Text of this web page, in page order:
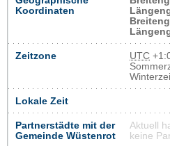
Koordinaten
Zeitzone UTC
Lokale Zeit
Partnerstädte mit der
Gemeinde Wüstenrot
Aktuell
keine